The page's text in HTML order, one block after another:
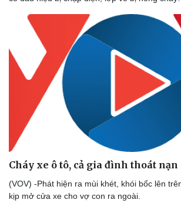
Cháy xe ô tô, cả gia đình thoát nạn
(VOV) -Phát hiện ra mùi khét, khói bốc lên
kịp mở cửa xe cho vợ con ra ngoài.